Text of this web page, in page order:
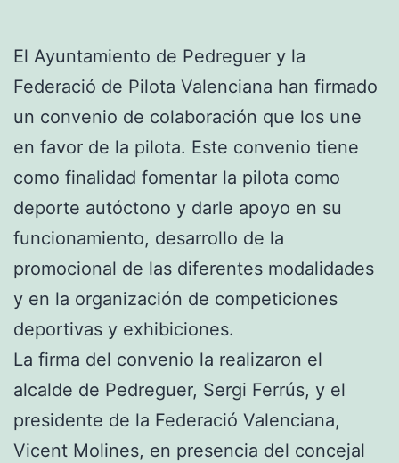
El Ayuntamiento de Pedreguer y la
Federació de Pilota Valenciana han firmado
un convenio de colaboración que los une
en favor de la pilota. Este convenio tiene
como finalidad fomentar la pilota como
deporte autóctono y darle apoyo en su
funcionamiento, desarrollo de la
promocional de las diferentes modalidades
y en la organización de competiciones
deportivas y exhibiciones.
La firma del convenio la realizaron el
alcalde de Pedreguer, Sergi Ferrús, y el
presidente de la Federació Valenciana,
Vicent Molines, en presencia del concejal